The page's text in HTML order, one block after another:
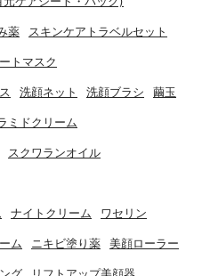
薬 スキンケアトラベルセット
トマスク
洗顔ネット 洗顔ブラシ 繭玉
ミドクリーム
スクワランオイル
ナイトクリーム ワセリン
ム ニキビ塗り薬 美顔ローラー